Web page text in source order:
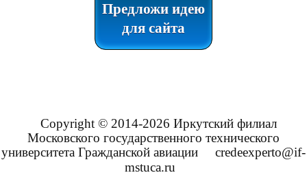
Предложи идею
для сайта
Copyright © 2014-2026 Иркутский филиал
Московского государственного технического
университета Гражданской авиации
credeexperto@if-
mstuca.ru